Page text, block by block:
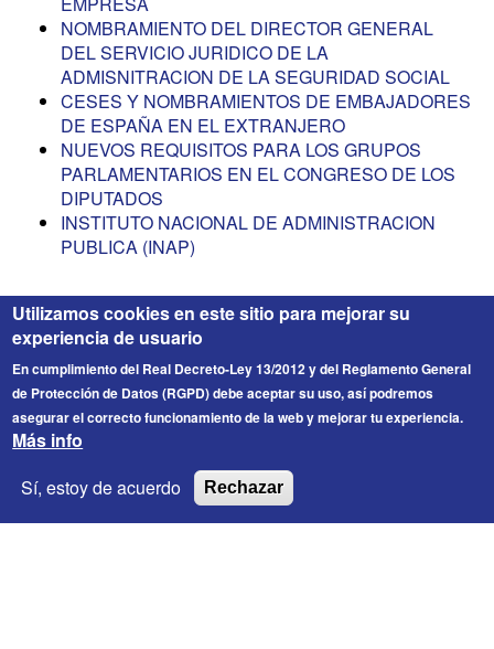
NOMBRAMIENTO DEL DIRECTOR GENERAL
DEL SERVICIO JURIDICO DE LA
ADMISNITRACION DE LA SEGURIDAD SOCIAL
CESES Y NOMBRAMIENTOS DE EMBAJADORES
DE ESPAÑA EN EL EXTRANJERO
NUEVOS REQUISITOS PARA LOS GRUPOS
PARLAMENTARIOS EN EL CONGRESO DE LOS
DIPUTADOS
INSTITUTO NACIONAL DE ADMINISTRACION
PUBLICA (INAP)
FICESA
derechos reservados.
Utilizamos cookies en este sitio para mejorar su
experiencia de usuario
En cumplimiento del Real Decreto-Ley 13/2012 y del Reglamento General
de Protección de Datos (RGPD) debe aceptar su uso, así podremos
asegurar el correcto funcionamiento de la web y mejorar tu experiencia.
Más info
Sí, estoy de acuerdo
Rechazar